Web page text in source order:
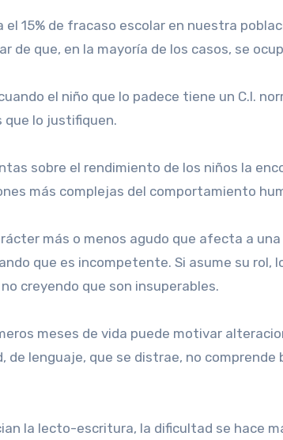
15% de fracaso escolar en nuestra
de que, en la mayoría de los casos, se
el niño que lo padece tiene un C.I.
que lo justifiquen.
sobre el rendimiento de los niños la
más complejas del comportamiento
más o menos agudo que afecta a
que es incompetente. Si asume su rol,
creyendo que son insuperables.
meses de vida puede motivar
lenguaje, que se distrae, no
la lecto-escritura, la dificultad se hace